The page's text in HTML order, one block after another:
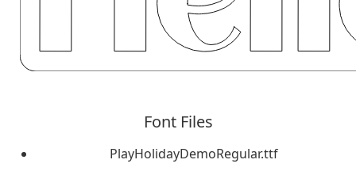
Font Files
PlayHolidayDemoRegular.ttf